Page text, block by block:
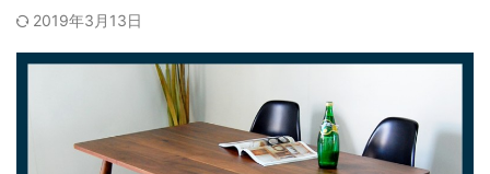
2019年3月13日